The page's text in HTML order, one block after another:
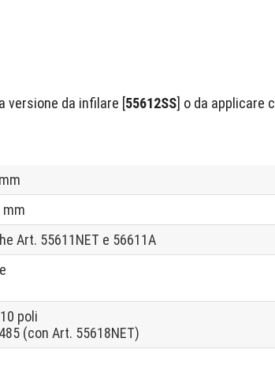
versione da infilare [55612SS] o da applicare
mm
Art. 55611NET e 56611A
poli
(con Art. 55618NET)